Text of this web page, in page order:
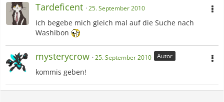
Tardeficent 25. September 2010
Ich begebe mich gleich mal auf die Suche nach
Washibon
mysterycrow 25. September 2010 Autor
kommis geben!